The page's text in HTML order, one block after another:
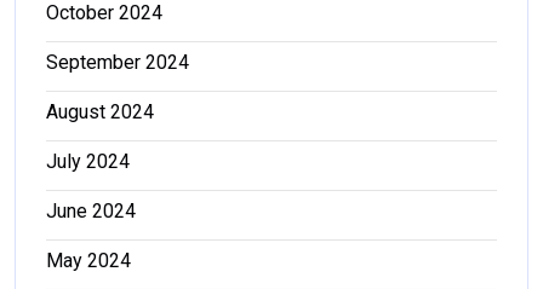
October 2024
September 2024
August 2024
July 2024
June 2024
May 2024